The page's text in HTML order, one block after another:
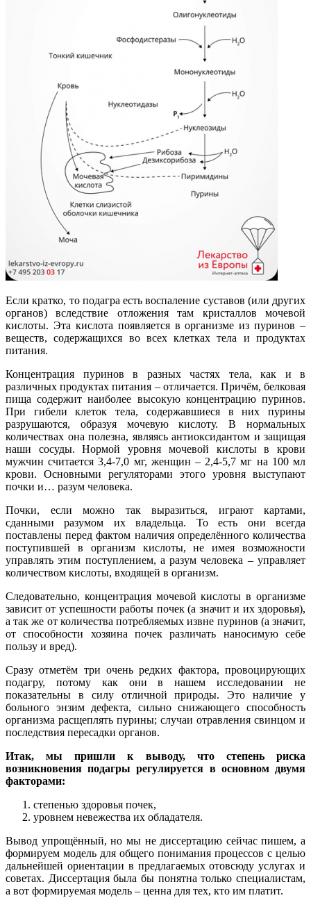
Если кратко, то подагра есть воспаление суставов (или других
органов) вследствие отложения там кристаллов мочевой
кислоты. Эта кислота появляется в организме из пуринов –
веществ, содержащихся во всех клетках тела и продуктах
питания.
Концентрация пуринов в разных частях тела, как и в
различных продуктах питания – отличается. Причём, белковая
пища содержит наиболее высокую концентрацию пуринов.
При гибели клеток тела, содержавшиеся в них пурины
разрушаются, образуя мочевую кислоту. В нормальных
количествах она полезна, являясь антиоксидантом и защищая
наши сосуды. Нормой уровня мочевой кислоты в крови
мужчин считается 3,4-7,0 мг, женщин – 2,4-5,7 мг на 100 мл
крови. Основными регуляторами этого уровня выступают
почки и… разум человека.
Почки, если можно так выразиться, играют картами,
сданными разумом их владельца. То есть они всегда
поставлены перед фактом наличия определённого количества
поступившей в организм кислоты, не имея возможности
управлять этим поступлением, а разум человека – управляет
количеством кислоты, входящей в организм.
Следовательно, концентрация мочевой кислоты в организме
зависит от успешности работы почек (а значит и их здоровья),
а так же от количества потребляемых извне пуринов (а значит,
от способности хозяина почек различать наносимую себе
пользу и вред).
Сразу отметём три очень редких фактора, провоцирующих
подагру, потому как они в нашем исследовании не
показательны в силу отличной природы. Это наличие у
больного энзим дефекта, сильно снижающего способность
организма расщеплять пурины; случаи отравления свинцом и
последствия пересадки органов.
Итак, мы пришли к выводу, что степень риска
возникновения подагры регулируется в основном двумя
факторами:
степенью здоровья почек,
уровнем невежества их обладателя.
Вывод упрощённый, но мы не диссертацию сейчас пишем, а
формируем модель для общего понимания процессов с целью
дальнейшей ориентации в предлагаемых отовсюду услугах и
советах. Диссертация была бы понятна только специалистам,
а вот формируемая модель – ценна для тех, кто им платит.